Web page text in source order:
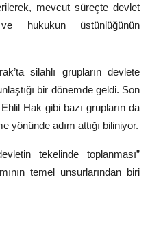
mevcut süreçte devlet
ve hukukun üstünlüğünün
silahlı grupların devlete
bir dönemde geldi. Son
Hak gibi bazı grupların da
yönünde adım attığı biliniyor.
tekelinde toplanması”
temel unsurlarından biri